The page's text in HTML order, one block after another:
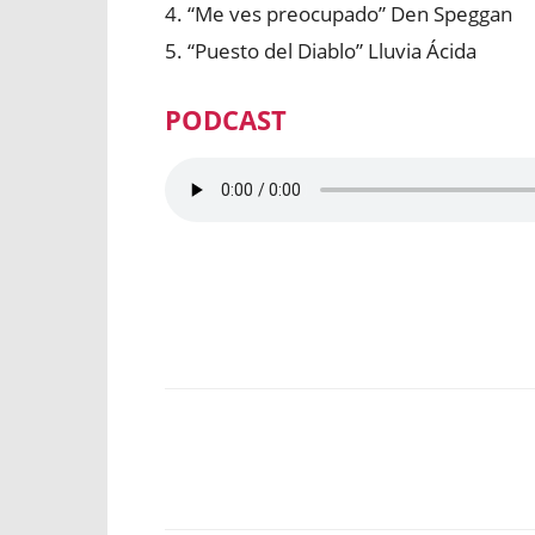
4. “Me ves preocupado” Den Speggan
5. “Puesto del Diablo” Lluvia Ácida
PODCAST